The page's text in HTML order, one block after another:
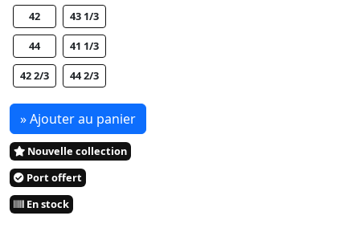
42 43 1/3
44 41 1/3
42 2/3 44 2/3
» Ajouter au panier
Nouvelle collection
Port offert
En stock